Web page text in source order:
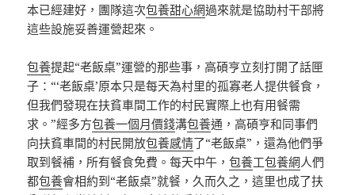
本已經建好，團隊這次包養甜心網過來就是協助村干部將
這些設施妥善運營起來。
包養提起“老飯桌”運營的那些事，高碩亨立刻打開了話匣
子：“‘老飯桌’原本只是每天為村里的孤寡老人提供餐食，
但我們發現在扶貧車間工作的村民實際上也有用餐需
求。”經多方包養一個月價錢溝包養通，高碩亨和同事們
向扶貧車間的村民開放包養感情了“老飯桌”，還為他們爭
取到餐補，所有餐食免費。每天中午，包養工包養網人們
都包養會相約到“老飯桌”就餐，久而久之，這里也成了扶